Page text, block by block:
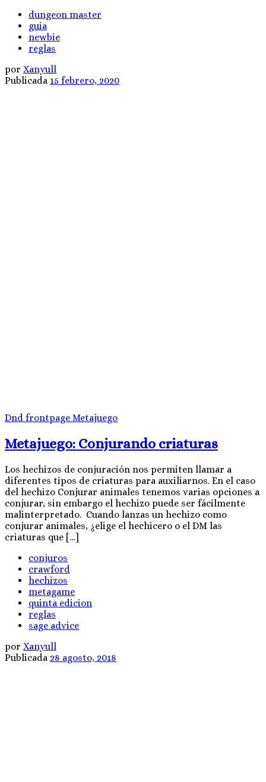
dungeon master
guia
newbie
reglas
por Xanyull
Publicada 15 febrero, 2020
Dnd frontpage Metajuego
Metajuego: Conjurando criaturas
Los hechizos de conjuración nos permiten llamar a
diferentes tipos de criaturas para auxiliarnos. En el caso
del hechizo Conjurar animales tenemos varias opciones a
conjurar, sin embargo el hechizo puede ser fácilmente
malinterpretado. Cuando lanzas un hechizo como
conjurar animales, ¿elige el hechicero o el DM las
criaturas que […]
conjuros
crawford
hechizos
metagame
quinta edicion
reglas
sage advice
por Xanyull
Publicada 28 agosto, 2018